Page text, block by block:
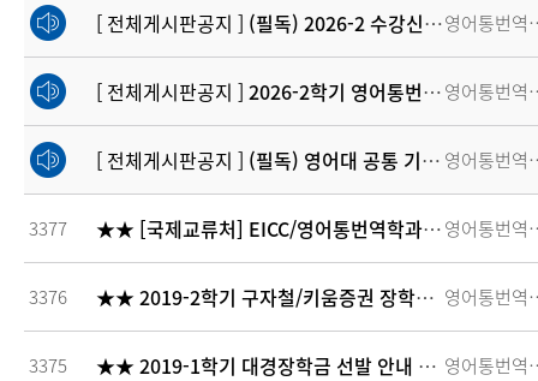
[ 전체게시판공지 ] (필독) 2026-2 수강신청 안내 및 FAQ 영
[ 전체게시판공지 ] 2026-2학기 영어통번역(EICC)학과 학과장특별장학생(학과장실 근무 조교) 모집 안내 영
[ 전체게시판공지 ] (필독) 영어대 공통 기초교과목 이수 안내 영
3377 ★★ [국제교류처] EICC/영어통번역학과 장학생 선발 ★★ 영
3376 ★★ 2019-2학기 구자철/키움증권 장학생 선발 안내 ★★ 영
3375 ★★ 2019-1학기 대경장학금 선발 안내 ★★ 영